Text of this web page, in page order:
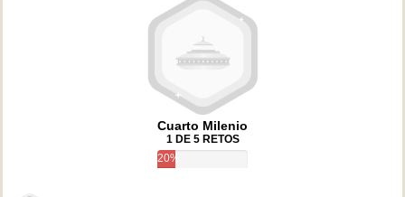
Cuarto Milenio
1 DE 5 RETOS
20%